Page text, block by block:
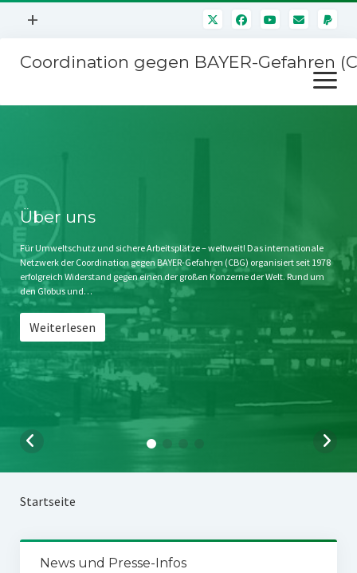
Menü
+
Mitmachen
Kontakt
Impressum
Störfälle
Coordination gegen BAYER-Gefahren
Menü
öffnen
Stichwort BAYER
Jahrestagung
SPENDEN
Über uns
Für Umweltschutz und sichere Arbeitsplätze – weltweit! Das internationale
Netzwerk der Coordination gegen BAYER-Gefahren (CBG) organisiert seit 1978
erfolgreich Widerstand gegen einen der großen Konzerne der Welt. Rund um
den Globus und…
Weiterlesen
Startseite
News und Presse-Infos